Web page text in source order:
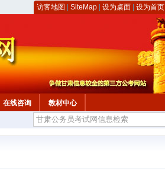
访客地图 SiteMap 设为桌面 设为首页
在线咨询
教材中心